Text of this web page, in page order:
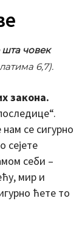
шта човек
6,7).
закона.
се сигурно
сејете
себи –
мир и
ћете то